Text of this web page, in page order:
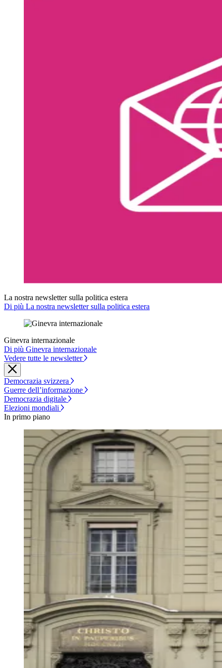
La nostra newsletter sulla politica estera
Di più La nostra newsletter sulla politica estera
Ginevra internazionale
Di più Ginevra internazionale
Vedere tutte le newsletter
Democrazia svizzera
Guerre dell’informazione
Democrazia digitale
Elezioni mondiali
In primo piano